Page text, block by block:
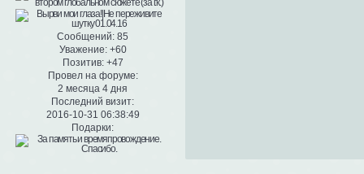
Сообщений: 85
Уважение: +60
Позитив: +47
Провел на форуме:
2 месяца 4 дня
Последний визит:
2016-10-31 06:38:49
Подарки: